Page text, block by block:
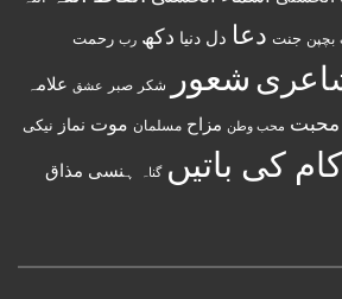
بچپن جنت دعا دل دنیا دکھ رب رحمت
شعور شکر صبر عشق علامہ
محبت محب وطن مزاح مسلمان موت نماز نیکی
کام کی باتیں گناہ ہنسی مذاق